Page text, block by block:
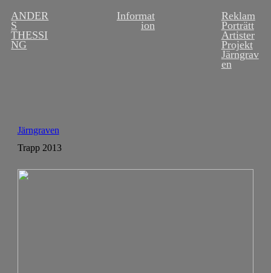
ANDER
S
THESSI
NG
Informat
ion
Reklam
Porträtt
Artister
Projekt
Järngrav
en
Järngraven
Trapp 2013